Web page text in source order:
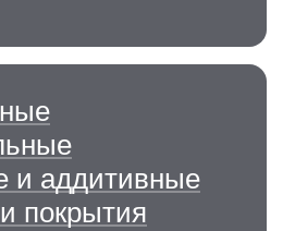
и аддитивные
покрытия